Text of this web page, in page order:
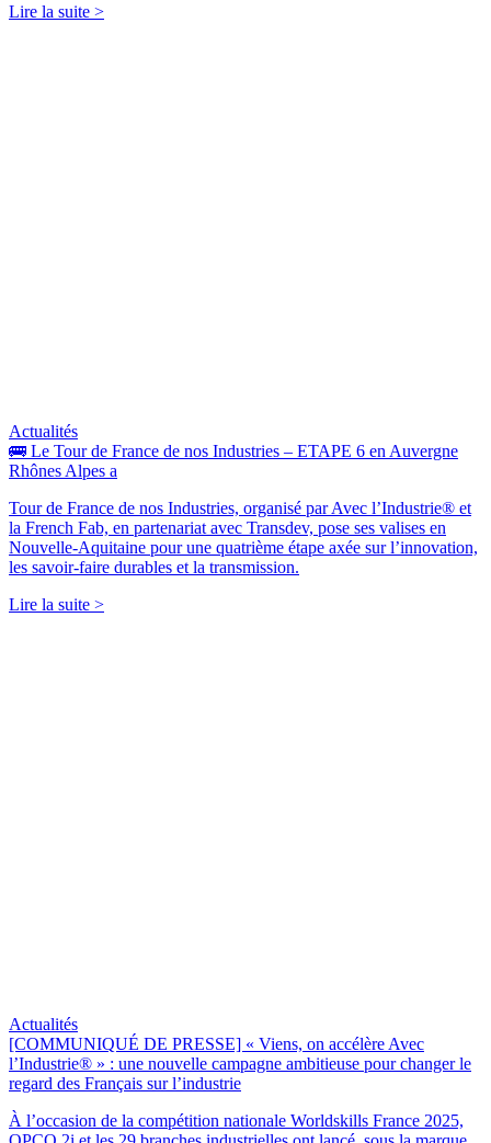
Lire la suite >
Actualités
🚌 Le Tour de France de nos Industries – ETAPE 6 en Auvergne
Rhônes Alpes a
Tour de France de nos Industries, organisé par Avec l’Industrie® et
la French Fab, en partenariat avec Transdev, pose ses valises en
Nouvelle-Aquitaine pour une quatrième étape axée sur l’innovation,
les savoir-faire durables et la transmission.
Lire la suite >
Actualités
[COMMUNIQUÉ DE PRESSE] « Viens, on accélère Avec
l’Industrie® » : une nouvelle campagne ambitieuse pour changer le
regard des Français sur l’industrie
À l’occasion de la compétition nationale Worldskills France 2025,